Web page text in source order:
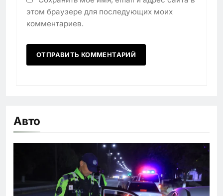
этом браузере для последующих моих
комментариев.
Авто